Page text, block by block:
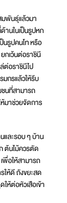
มพันธุ์แล้วมา
านในเป็นรูปหก
นรูปคนโท หรือ
กเว้นต่อราชินี
ต่อราชินีไป
กรแล้วให้รีบ
นที่สามารถ
มาช่วยจัดการ
และรอบ ๆ บ้าน
ต้นไม้ควรตัด
พื่อให้สามารถ
ให้ดี ถังขยะสด
ห้ต่อหัวเสือเข้า